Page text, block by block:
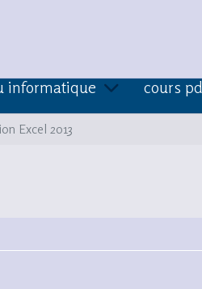
informatique cours
Excel 2013